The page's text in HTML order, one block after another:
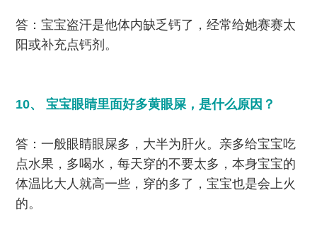
答：宝宝盗汗是他体内缺乏钙了，经常给她赛赛太
阳或补充点钙剂。
10、 宝宝眼睛里面好多黄眼屎，是什么原因？
答：一般眼睛眼屎多，大半为肝火。亲多给宝宝吃
点水果，多喝水，每天穿的不要太多，本身宝宝的
体温比大人就高一些，穿的多了，宝宝也是会上火
的。